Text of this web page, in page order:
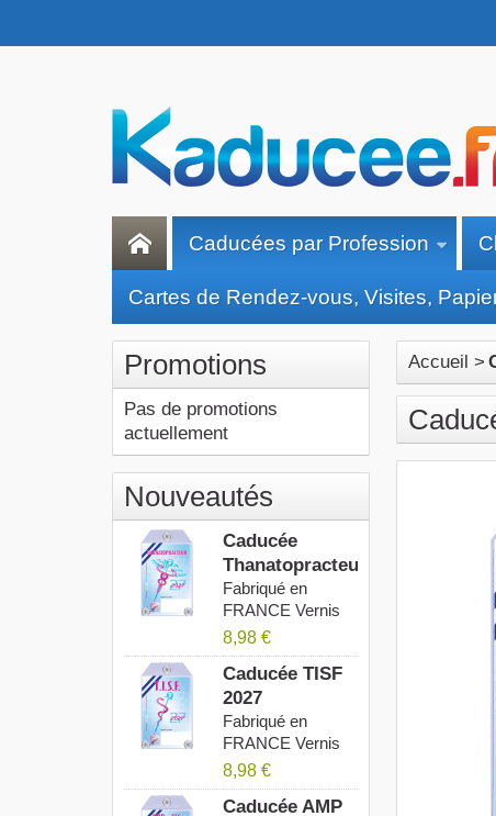
Caducées par Profession
Cartes de Rendez-vous, Visites,
Promotions
Pas de promotions
actuellement
Nouveautés
Caducée
Thanatopracteur
2027
Fabriqué en
FRANCE Vernis
Anti UV...
8,98 €
Caducée TISF
2027
Fabriqué en
FRANCE Vernis
Anti UV...
8,98 €
Caducée AMP
Accueil >